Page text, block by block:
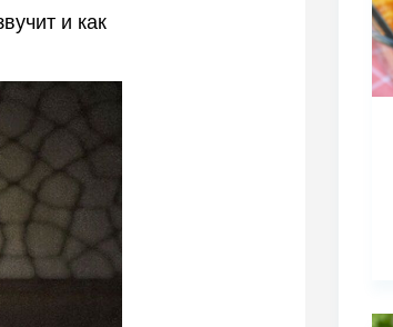
и как